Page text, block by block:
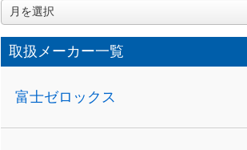
ア
ー
カ
イ取扱メーカー一覧
富士ゼロックス